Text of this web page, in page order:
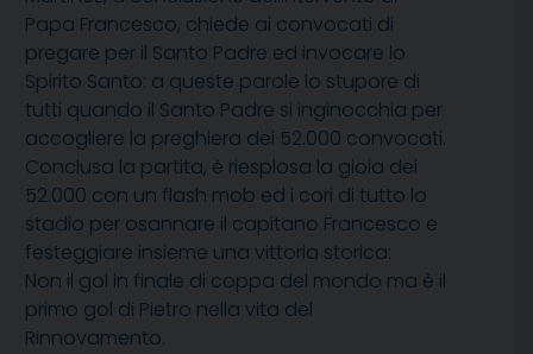
Papa Francesco, chiede ai convocati di
pregare per il Santo Padre ed invocare lo
Spirito Santo: a queste parole lo stupore di
tutti quando il Santo Padre si inginocchia per
accogliere la preghiera dei 52.000 convocati.
Conclusa la partita, è riesplosa la gioia dei
52.000 con un flash mob ed i cori di tutto lo
stadio per osannare il capitano Francesco e
festeggiare insieme una vittoria storica:
Non il gol in finale di coppa del mondo ma è il
primo gol di Pietro nella vita del
Rinnovamento.